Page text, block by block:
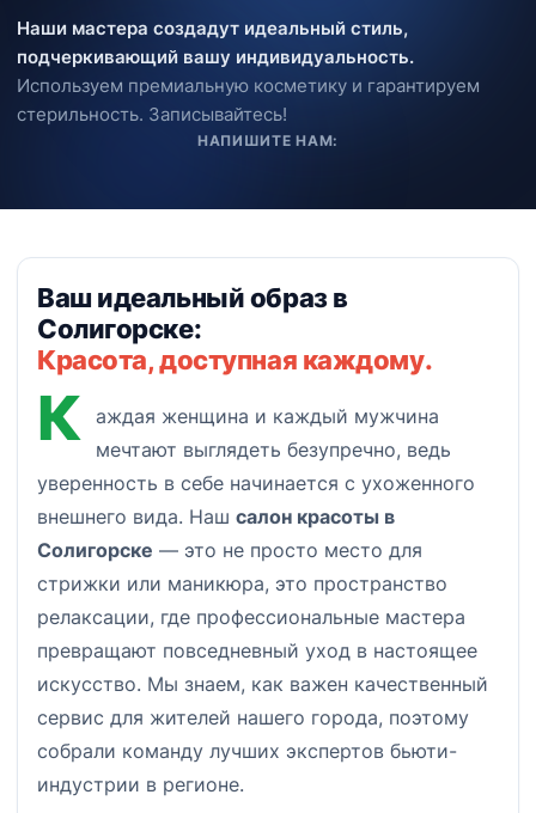
Наши мастера создадут идеальный стиль,
подчеркивающий вашу индивидуальность.
Используем премиальную косметику и гарантируем
стерильность. Записывайтесь!
НАПИШИТЕ НАМ:
Ваш идеальный образ в
Солигорске:
Красота, доступная каждому.
К
аждая женщина и каждый мужчина
мечтают выглядеть безупречно, ведь
уверенность в себе начинается с ухоженного
внешнего вида. Наш салон красоты в
Солигорске — это не просто место для
стрижки или маникюра, это пространство
релаксации, где профессиональные мастера
превращают повседневный уход в настоящее
искусство. Мы знаем, как важен качественный
сервис для жителей нашего города, поэтому
собрали команду лучших экспертов бьюти-
индустрии в регионе.